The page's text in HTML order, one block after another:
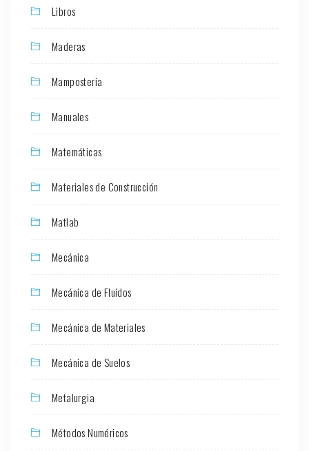
Libros
Maderas
Mamposteria
Manuales
Matemáticas
Materiales de Construcción
Matlab
Mecánica
Mecánica de Fluidos
Mecánica de Materiales
Mecánica de Suelos
Metalurgia
Métodos Numéricos